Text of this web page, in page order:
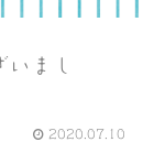
まし
2020.07.10